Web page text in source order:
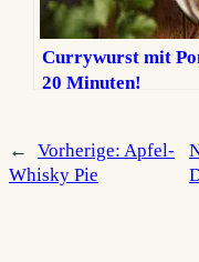
Currywurst mit
20 Minuten!
← Vorherige: Apfel-
Whisky Pie